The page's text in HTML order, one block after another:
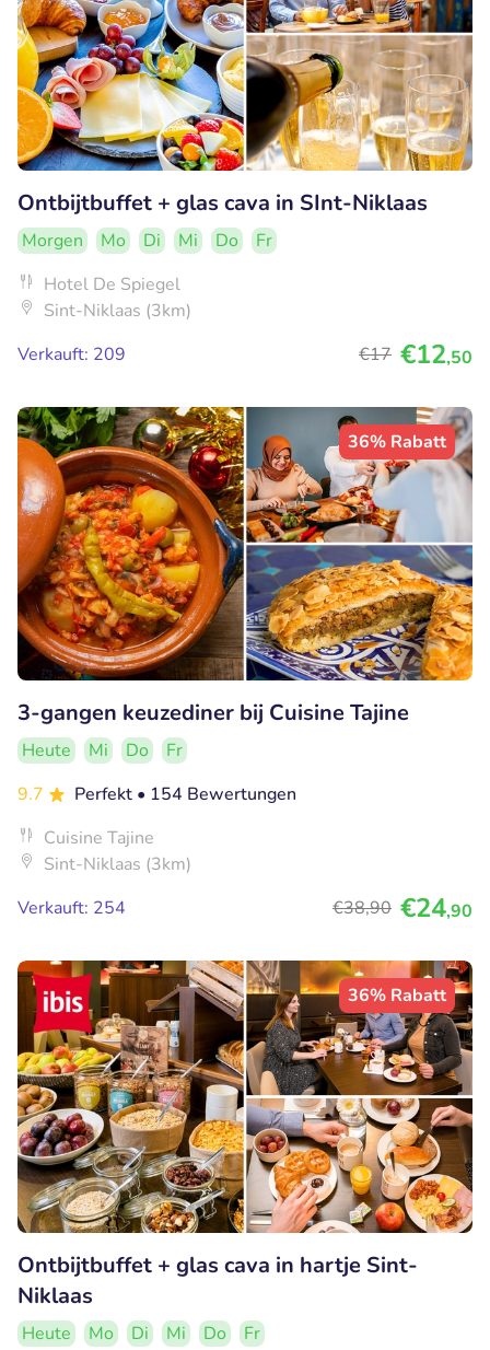
Ontbijtbuffet + glas cava in SInt-Niklaas
Morgen Mo Di Mi Do
Fr
Hotel De Spiegel
Sint-Niklaas (3km)
Verkauft: 209
€17 €12,50
36% Rabatt
3-gangen keuzediner bij Cuisine Tajine
Heute Mi Do
Fr
9.7
Perfekt • 154 Bewertungen
Cuisine Tajine
Sint-Niklaas (3km)
Verkauft: 254
€38,90 €24,90
36% Rabatt
Ontbijtbuffet + glas cava in hartje Sint-
Niklaas
Heute Mo Di Mi Do
Fr